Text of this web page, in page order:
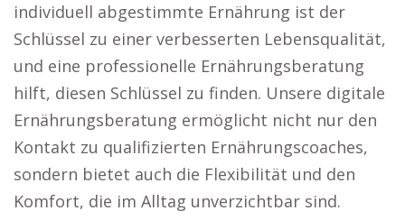
individuell abgestimmte Ernährung ist der
Schlüssel zu einer verbesserten Lebensqualität,
und eine professionelle Ernährungsberatung
hilft, diesen Schlüssel zu finden. Unsere digitale
Ernährungsberatung ermöglicht nicht nur den
Kontakt zu qualifizierten Ernährungscoaches,
sondern bietet auch die Flexibilität und den
Komfort, die im Alltag unverzichtbar sind.